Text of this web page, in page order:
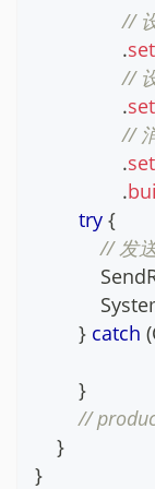
//
.
//
.
//
.
.
try {
// 发
} catch (
}
//
}
}